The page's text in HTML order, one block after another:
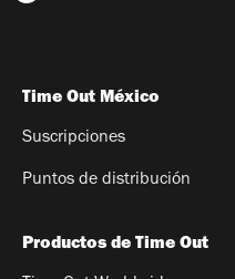
Time Out México
Suscripciones
Puntos de distribución
Productos de Time Out